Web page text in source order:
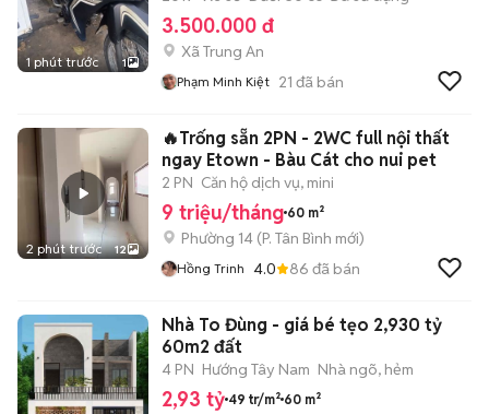
1 phút trước 1
3.500.000 đ
Xã Trung An
Phạm Minh Kiệt 21 đã bán
2 phút trước 12
🔥Trống sẵn 2PN - 2WC full nội thất
ngay Etown - Bàu Cát cho nui pet
2 PN Căn hộ dịch vụ, mini
9 triệu/tháng 60 m²
Phường 14 (P. Tân Bình mới)
Hồng Trinh 4.0 86 đã bán
Nhà To Đùng - giá bé tẹo 2,930 tỷ
60m2 đất
4 PN Hướng Tây Nam Nhà ngõ, hẻm
2,93 tỷ 49 tr/m² 60 m²